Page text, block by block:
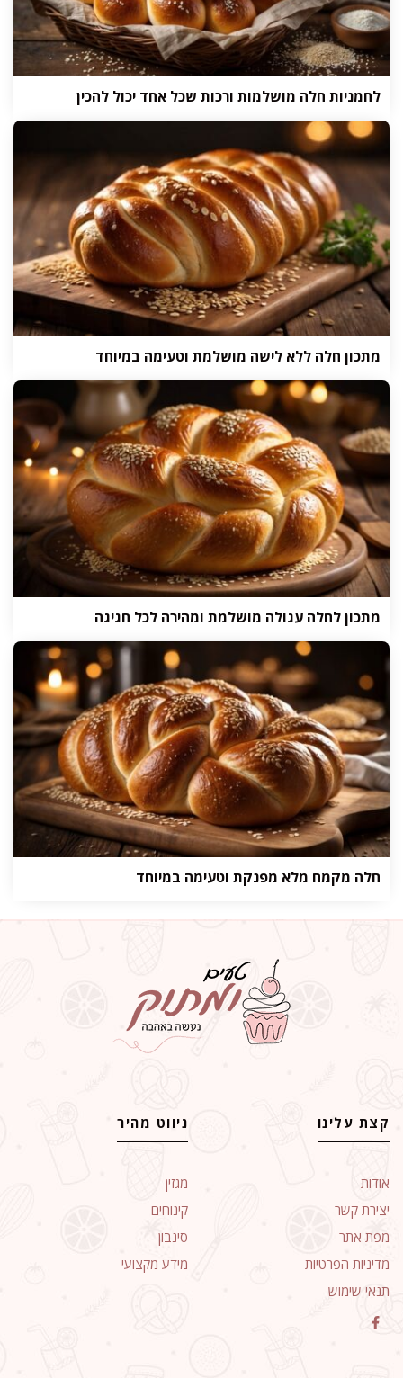
לחמניות חלה מושלמות ורכות שכל אחד יכול להכין
מתכון חלה ללא לישה מושלמת וטעימה במיוחד
מתכון לחלה עגולה מושלמת ומהירה לכל חגיגה
חלה מקמח מלא מפנקת וטעימה במיוחד
קצת עלינו
אודות
יצירת קשר
מפת אתר
מדיניות הפרטיות
תנאי שימוש
ניווט מהיר
מגזין
קינוחים
סינבון
מידע מקצועי